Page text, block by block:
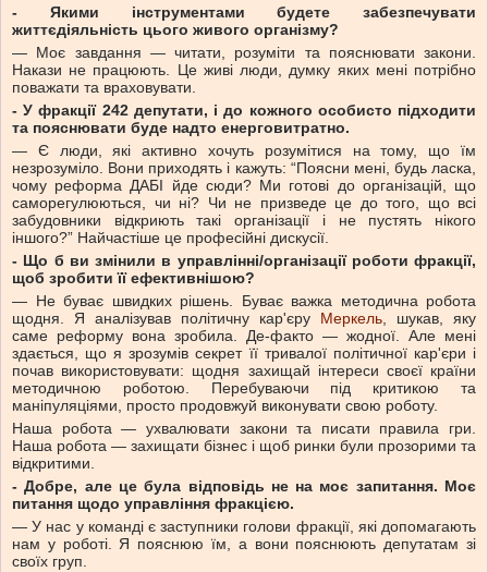
- Якими інструментами будете забезпечувати
життєдіяльність цього живого організму?
— Моє завдання — читати, розуміти та пояснювати закони.
Накази не працюють. Це живі люди, думку яких мені потрібно
поважати та враховувати.
- У фракції 242 депутати, і до кожного особисто підходити
та пояснювати буде надто енерговитратно.
— Є люди, які активно хочуть розумітися на тому, що їм
незрозуміло. Вони приходять і кажуть: “Поясни мені, будь ласка,
чому реформа ДАБІ йде сюди? Ми готові до організацій, що
саморегулюються, чи ні? Чи не призведе це до того, що всі
забудовники відкриють такі організації і не пустять нікого
іншого?” Найчастіше це професійні дискусії.
- Що б ви змінили в управлінні/організації роботи фракції,
щоб зробити її ефективнішою?
— Не буває швидких рішень. Буває важка методична робота
щодня. Я аналізував політичну кар'єру Меркель, шукав, яку
саме реформу вона зробила. Де-факто — жодної. Але мені
здається, що я зрозумів секрет її тривалої політичної кар'єри і
почав використовувати: щодня захищай інтереси своєї країни
методичною роботою. Перебуваючи під критикою та
маніпуляціями, просто продовжуй виконувати свою роботу.
Наша робота — ухвалювати закони та писати правила гри.
Наша робота — захищати бізнес і щоб ринки були прозорими та
відкритими.
- Добре, але це була відповідь не на моє запитання. Моє
питання щодо управління фракцією.
— У нас у команді є заступники голови фракції, які допомагають
нам у роботі. Я пояснюю їм, а вони пояснюють депутатам зі
своїх груп.